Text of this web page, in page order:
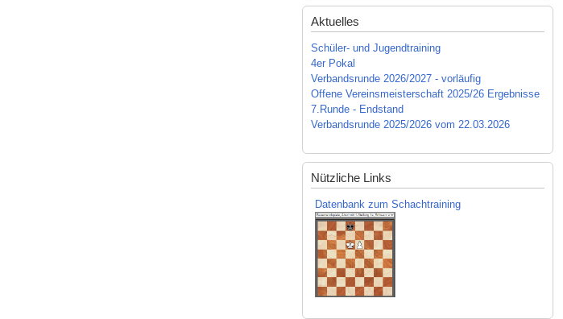
Aktuelles
Schüler- und Jugendtraining
4er Pokal
Verbandsrunde 2026/2027 - vorläufig
Offene Vereinsmeisterschaft 2025/26 Ergebnisse
7.Runde - Endstand
Verbandsrunde 2025/2026 vom 22.03.2026
Nützliche Links
Datenbank zum Schachtraining